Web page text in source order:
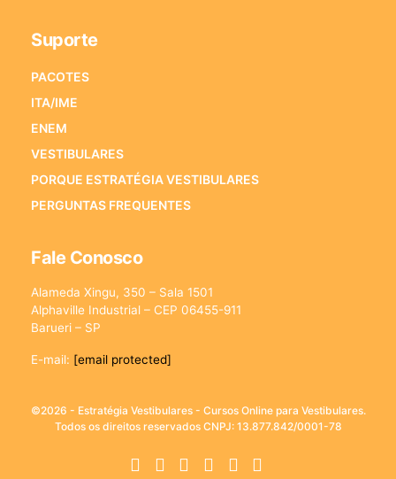
Suporte
PACOTES
ITA/IME
ENEM
VESTIBULARES
PORQUE ESTRATÉGIA VESTIBULARES
PERGUNTAS FREQUENTES
Fale Conosco
Alameda Xingu, 350 – Sala 1501
Alphaville Industrial – CEP 06455-911
Barueri – SP
E-mail: [email protected]
©2026 - Estratégia Vestibulares - Cursos Online para Vestibulares.
Todos os direitos reservados CNPJ: 13.877.842/0001-78